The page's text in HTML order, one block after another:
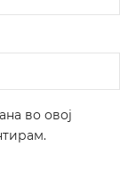
во овој